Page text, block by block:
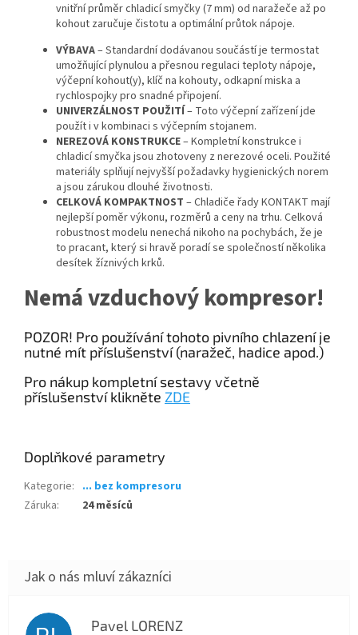
vnitřní průměr chladicí smyčky (7 mm) od naražeče až po
kohout zaručuje čistotu a optimální průtok nápoje.
VÝBAVA– Standardní dodávanou součástí je termostat
umožňující plynulou a přesnou regulaci teploty nápoje,
výčepní kohout(y), klíč na kohouty, odkapní miska a
rychlospojky pro snadné připojení.
UNIVERZÁLNOST POUŽITÍ– Toto výčepní zařízení jde
použít i v kombinaci s výčepním stojanem.
NEREZOVÁ KONSTRUKCE– Kompletní konstrukce i
chladicí smyčka jsou zhotoveny z nerezové oceli. Použité
materiály splňují nejvyšší požadavky hygienických norem
a jsou zárukou dlouhé životnosti.
CELKOVÁ KOMPAKTNOST – Chladiče řady KONTAKT mají
nejlepší poměr výkonu, rozměrů a ceny na trhu. Celková
robustnost modelu nenechá nikoho na pochybách, že je
to pracant, který si hravě poradí se společností několika
desítek žíznivých krků.
Nemá vzduchový kompresor!
POZOR! Pro používání tohoto pivního chlazení je
nutné mít příslušenství (naražeč, hadice apod.)
Pro nákup kompletní sestavy včetně
příslušenství klikněte ZDE
Doplňkové parametry
Kategorie: ... bez kompresoru
Záruka: 24 měsíců
Pavel LORENZ